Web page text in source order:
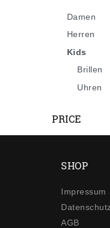
Damen
Herren
Kids
Brillen
Uhren
PRICE
SHOP
Impressum
AGB